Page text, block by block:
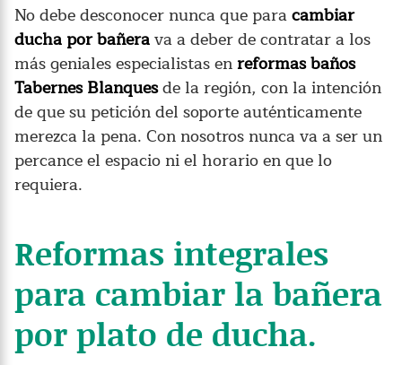
No debe desconocer nunca que paracambiar
ducha por bañerava a deber de contratar a los
más geniales especialistas enreformas baños
Tabernes Blanquesde la región, con la intención
de que su petición del soporte auténticamente
merezca la pena. Con nosotros nunca va a ser un
percance el espacio ni el horario en que lo
requiera.
Reformas integrales
para cambiar la bañera
por plato de ducha.